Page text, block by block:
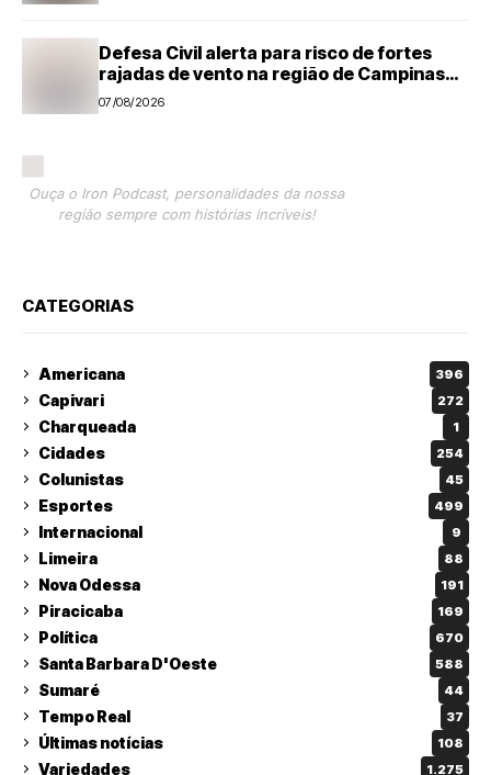
Defesa Civil alerta para risco de fortes
rajadas de vento na região de Campinas
até sábado (8)
07/08/2026
Ouça o Iron Podcast, personalidades da nossa
região sempre com histórias incríveis!
CATEGORIAS
Americana 396
Capivari 272
Charqueada 1
Cidades 254
Colunistas 45
Esportes 499
Internacional 9
Limeira 88
Nova Odessa 191
Piracicaba 169
Política 670
Santa Barbara D'Oeste 588
Sumaré 44
Tempo Real 37
Últimas notícias 108
Variedades 1.275